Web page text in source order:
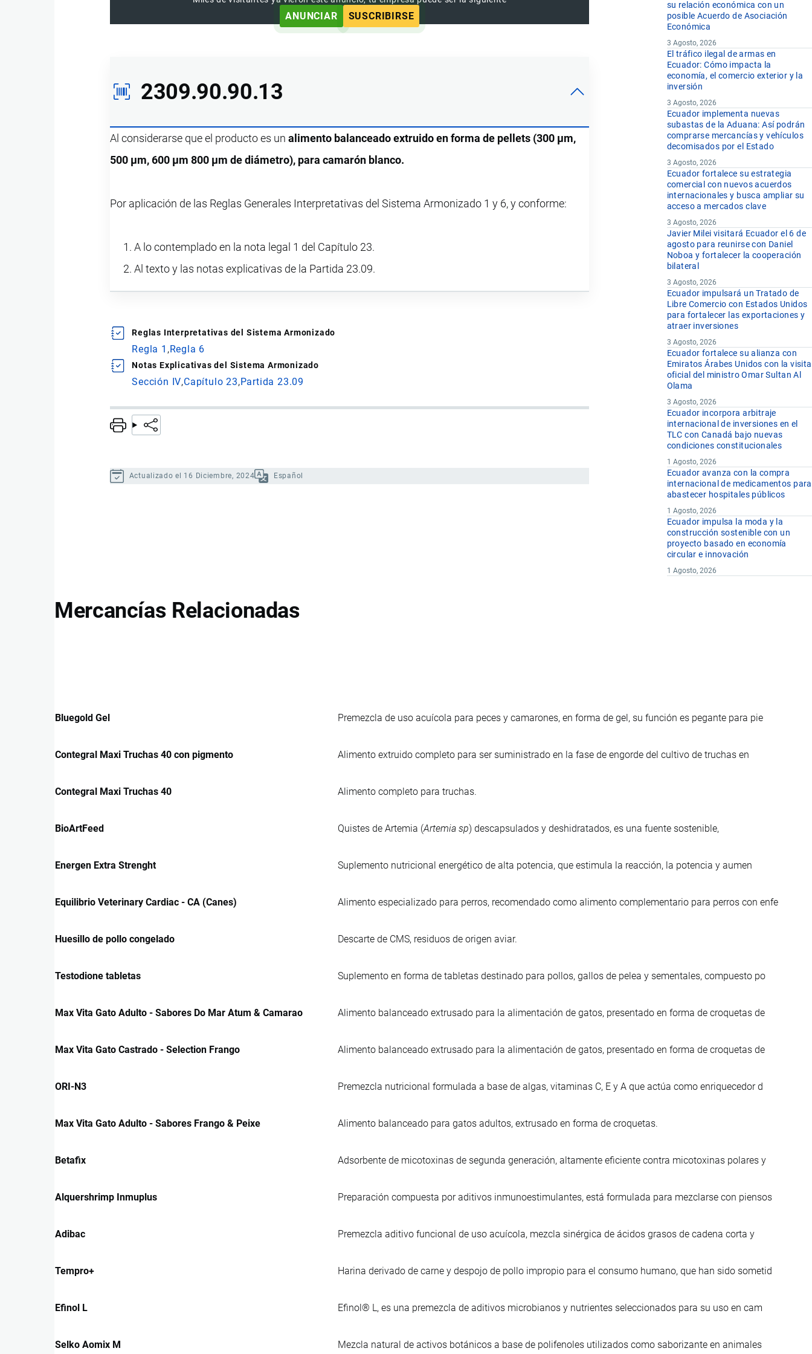
ANUNCIAR SUSCRIBIRSE
2309.90.90.13
Al considerarse que el producto es unalimento balanceado extruido en forma de pellets (300 µm,
500 µm, 600 µm 800 µm de diámetro), para camarón blanco.
Por aplicación de las Reglas Generales Interpretativas del Sistema Armonizado 1 y 6, y conforme:
A lo contemplado en la nota legal 1 del Capítulo 23.
Al texto y las notas explicativas de la Partida 23.09.
Reglas Interpretativas del Sistema Armonizado
Regla 1 Regla 6
Notas Explicativas del Sistema Armonizado
Sección IV Capítulo 23 Partida 23.09
Actualizado el 16 Diciembre, 2024 Español
su relación económica con un
posible Acuerdo de Asociación
Económica
3 Agosto, 2026
El tráfico ilegal de armas en
Ecuador: Cómo impacta la
economía, el comercio exterior y la
inversión
3 Agosto, 2026
Ecuador implementa nuevas
subastas de la Aduana: Así podrán
comprarse mercancías y vehículos
decomisados por el Estado
3 Agosto, 2026
Ecuador fortalece su estrategia
comercial con nuevos acuerdos
internacionales y busca ampliar su
acceso a mercados clave
3 Agosto, 2026
Javier Milei visitará Ecuador el 6 de
agosto para reunirse con Daniel
Noboa y fortalecer la cooperación
bilateral
3 Agosto, 2026
Ecuador impulsará un Tratado de
Libre Comercio con Estados Unidos
para fortalecer las exportaciones y
atraer inversiones
3 Agosto, 2026
Ecuador fortalece su alianza con
Emiratos Árabes Unidos con la visita
oficial del ministro Omar Sultan Al
Olama
3 Agosto, 2026
Ecuador incorpora arbitraje
internacional de inversiones en el
TLC con Canadá bajo nuevas
condiciones constitucionales
1 Agosto, 2026
Ecuador avanza con la compra
internacional de medicamentos para
abastecer hospitales públicos
1 Agosto, 2026
Ecuador impulsa la moda y la
construcción sostenible con un
proyecto basado en economía
circular e innovación
1 Agosto, 2026
Mercancías Relacionadas
Bluegold Gel Premezcla de uso acuícola para peces y camarones, en forma de gel, su función es pegante para pie
Contegral Maxi Truchas 40 con pigmento Alimento extruido completo para ser suministrado en la fase de engorde del cultivo de truchas en
Contegral Maxi Truchas 40 Alimento completo para truchas.
BioArtFeed Quistes de Artemia (Artemia sp) descapsulados y deshidratados, es una fuente sostenible,
Energen Extra Strenght Suplemento nutricional energético de alta potencia, que estimula la reacción, la potencia y aumen
Equilibrio Veterinary Cardiac - CA (Canes) Alimento especializado para perros, recomendado como alimento complementario para perros con enfe
Huesillo de pollo congelado Descarte de CMS, residuos de origen aviar.
Testodione tabletas Suplemento en forma de tabletas destinado para pollos, gallos de pelea y sementales, compuesto po
Max Vita Gato Adulto - Sabores Do Mar Atum & Camarao Alimento balanceado extrusado para la alimentación de gatos, presentado en forma de croquetas de
Max Vita Gato Castrado - Selection Frango Alimento balanceado extrusado para la alimentación de gatos, presentado en forma de croquetas de
ORI-N3 Premezcla nutricional formulada a base de algas, vitaminas C, E y A que actúa como enriquecedor d
Max Vita Gato Adulto - Sabores Frango & Peixe Alimento balanceado para gatos adultos, extrusado en forma de croquetas.
Betafix Adsorbente de micotoxinas de segunda generación, altamente eficiente contra micotoxinas polares y
Alquershrimp Inmuplus Preparación compuesta por aditivos inmunoestimulantes, está formulada para mezclarse con piensos
Adibac Premezcla aditivo funcional de uso acuícola, mezcla sinérgica de ácidos grasos de cadena corta y
Tempro+ Harina derivado de carne y despojo de pollo impropio para el consumo humano, que han sido sometid
Efinol L Efinol® L, es una premezcla de aditivos microbianos y nutrientes seleccionados para su uso en cam
Selko Aomix M Mezcla natural de activos botánicos a base de polifenoles utilizados como saborizante en animales